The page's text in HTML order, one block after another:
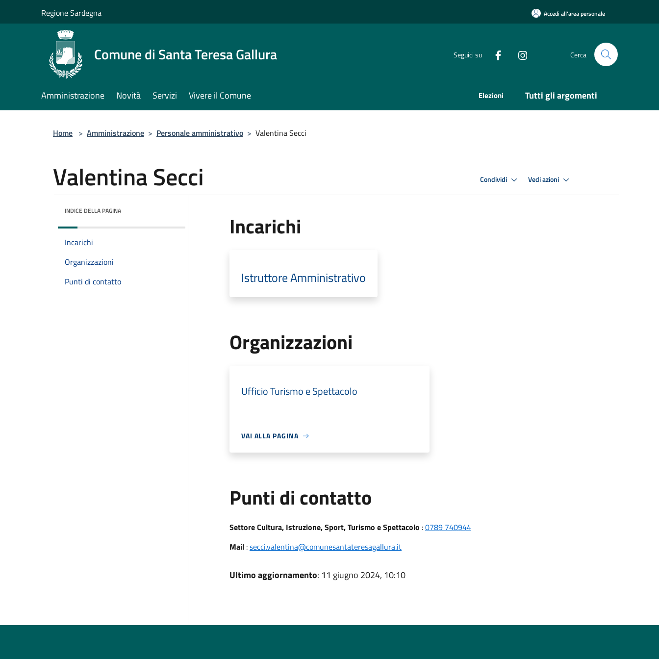
Regione Sardegna Accedi all'area personale
Comune di Santa Teresa Gallura Seguici su Cerca
Amministrazione Novità Servizi Vivere il Comune Elezioni Tutti gli argomenti
Home > Amministrazione > Personale amministrativo > Valentina Secci
Valentina Secci Condividi Vedi azioni
INDICE DELLA PAGINA
Incarichi
Organizzazioni
Punti di contatto
Incarichi
Istruttore Amministrativo
Organizzazioni
Ufficio Turismo e Spettacolo
VAI ALLA PAGINA
Punti di contatto
Settore Cultura, Istruzione, Sport, Turismo e Spettacolo :0789 740944
Mail:secci.valentina@comunesantateresagallura.it
Ultimo aggiornamento: 11 giugno 2024, 10:10